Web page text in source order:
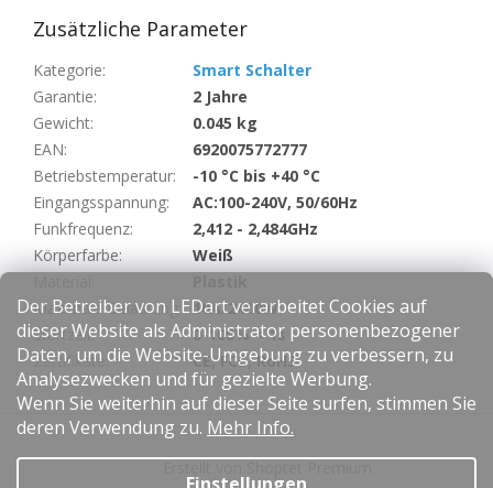
Der Betreiber von LEDart verarbeitet Cookies auf
dieser Website als Administrator personenbezogener
Daten, um die Website-Umgebung zu verbessern, zu
Analysezwecken und für gezielte Werbung.
Wenn Sie weiterhin auf dieser Seite surfen, stimmen Sie
deren Verwendung zu. Mehr Info.
Zusätzliche Parameter
Kategorie:
Smart Schalter
Garantie:
2 Jahre
Gewicht:
0.045 kg
EAN:
6920075772777
Betriebstemperatur:
-10 °C bis +40 °C
Eingangsspannung:
AC:100-240V, 50/60Hz
Funkfrequenz:
2,412 - 2,484GHz
Körperfarbe:
Weiß
Maximale Belastung:
10A/2400W
Startzeit:
0-100% < 1s
Zertifikate : CE, FCC, RoHS